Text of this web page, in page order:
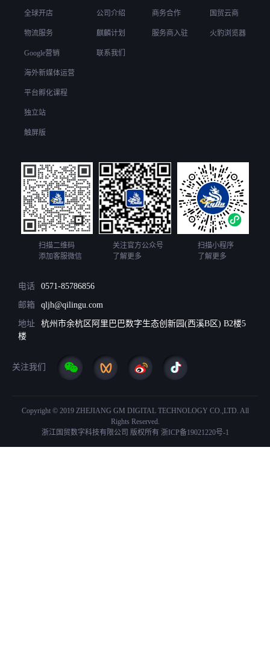
全球开店
物流服务
Google营销
海外新媒体运营
平台孵化课程
独立站
触屏版
公司介绍
麒麟计划
联系我们
商务合作
服务商入驻
国贸云商
火豹浏览器
扫描二维码
添加客服微信
关注官方公众号
了解更多
扫描小程序
了解更多
电话 0571-85786856
邮箱 qljh@qilingu.com
地址
杭州市余杭区阿里巴巴数字生态创新园(西溪B区) B2楼5
楼
关注我们
Copyright © 2019 ZHEJIANG GM DIGITAL TECHNOLOGY CO.,LTD. All
Rights Reserved.
浙江国贸数字科技有限公司 版权所有 浙ICP备19021220号-1